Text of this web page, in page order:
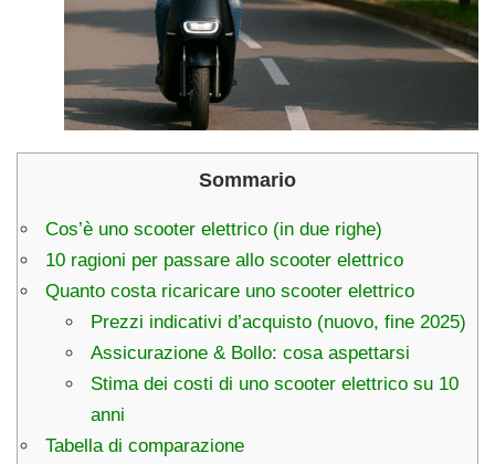
Sommario
Cos’è uno scooter elettrico (in due righe)
10 ragioni per passare allo scooter elettrico
Quanto costa ricaricare uno scooter elettrico
Prezzi indicativi d’acquisto (nuovo, fine 2025)
Assicurazione & Bollo: cosa aspettarsi
Stima dei costi di uno scooter elettrico su 10
anni
Tabella di comparazione